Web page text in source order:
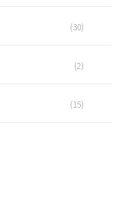
(30)
(2)
(15)